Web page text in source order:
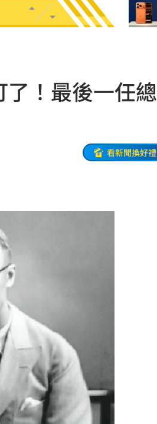
！最後一任總
看新聞換好禮